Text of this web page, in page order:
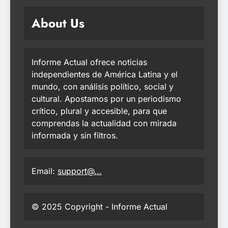
About Us
Informe Actual ofrece noticias
independientes de América Latina y el
mundo, con análisis político, social y
cultural. Apostamos por un periodismo
crítico, plural y accesible, para que
comprendas la actualidad con mirada
informada y sin filtros.
Email: support@...
© 2025 Copyright - Informe Actual